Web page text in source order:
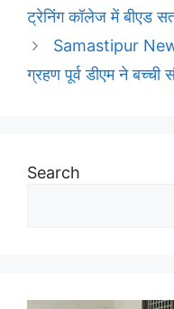
ट्रेनिंग कॉलेज में बीएड
Samastipur
ग्रहण पूर्व डीएम ने बच्ची
Search